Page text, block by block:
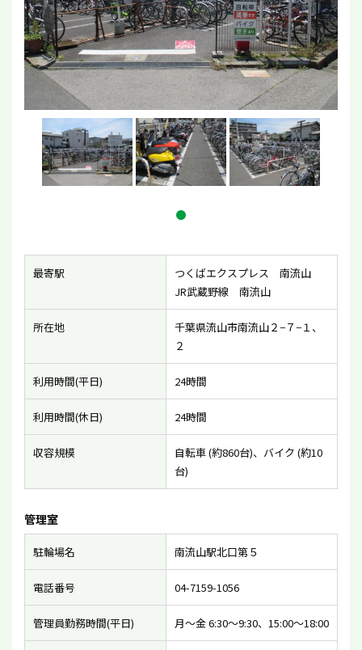
最寄駅
つくばエクスプレス 南流山
JR武蔵野線 南流山
所在地
千葉県流山市南流山２−７−１、
２
利用時間(平日) 24時間
利用時間(休日) 24時間
収容規模
自転車 (約860台)、バイク (約10
台)
管理室
駐輪場名 南流山駅北口第５
電話番号 04-7159-1056
管理員勤務時間(平日) 月〜金 6:30〜9:30、15:00〜18:00